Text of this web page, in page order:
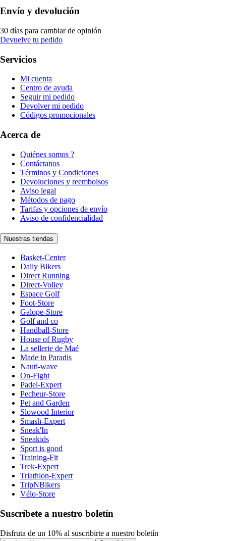
Envío y devolución
30 días para cambiar de opinión
Devuelve tu pedido
Servicios
Mi cuenta
Centro de ayuda
Seguir mi pedido
Devolver mi pedido
Códigos promocionales
Acerca de
Quiénes somos ?
Contáctanos
Términos y Condiciones
Devoluciones y reembolsos
Aviso legal
Métodos de pago
Tarifas y opciones de envío
Aviso de confidencialidad
Nuestras tiendas
Basket-Center
Daily Bikers
Direct Running
Direct-Volley
Espace Golf
Foot-Store
Galope-Store
Golf and co
Handball-Store
House of Rugby
La sellerie de Maé
Made in Paradis
Nauti-wave
On-Fight
Padel-Expert
Pecheur-Store
Pet and Garden
Slowood Interior
Smash-Expert
Sneak'In
Sneakids
Sport is good
Training-Fit
Trek-Expert
Triathlon-Expert
TripNBikers
Vélo-Store
Suscríbete a nuestro boletín
Disfruta de un 10% al suscribirte a nuestro boletín